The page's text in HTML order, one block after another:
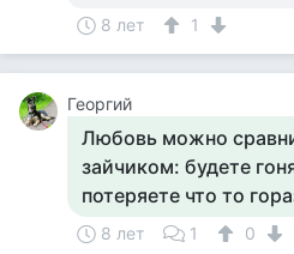
8 лет 1
Георгий
Любовь можно
зайчиком: будете
потеряете что то
8 лет 1 0